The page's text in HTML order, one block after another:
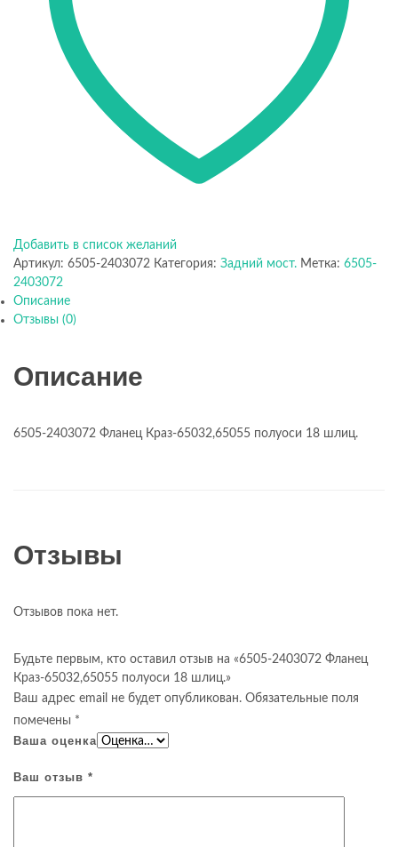
Добавить в список желаний
Артикул: 6505-2403072 Категория: Задний мост. Метка: 6505-
2403072
Описание
Отзывы (0)
Описание
6505-2403072 Фланец Краз-65032,65055 полуоси 18 шлиц.
Отзывы
Отзывов пока нет.
Будьте первым, кто оставил отзыв на «6505-2403072 Фланец
Краз-65032,65055 полуоси 18 шлиц.»
Ваш адрес email не будет опубликован. Обязательные поля
помечены *
Ваша оценка
Ваш отзыв *